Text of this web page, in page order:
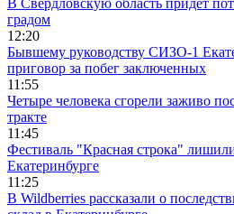
В Свердловскую область придет
градом
12:20
Бывшему руководству СИЗО-1
приговор за побег заключенных
11:55
Четыре человека сгорели заживо
тракте
11:45
Фестиваль "Красная строка"
Екатеринбурге
11:25
В Wildberries рассказали о